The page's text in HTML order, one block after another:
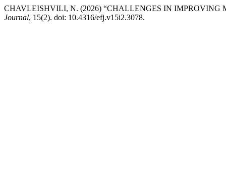
CHAVLEISHVILI, N. (2026) “CHALLENGES IN
Journal, 15(2). doi: 10.4316/efj.v15i2.3078.